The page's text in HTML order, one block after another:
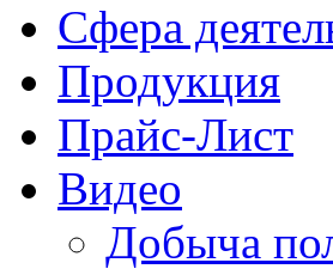
Сфера
Продукция
Прайс-Лист
Видео
Добыча